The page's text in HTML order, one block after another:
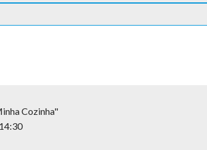
Cozinha"